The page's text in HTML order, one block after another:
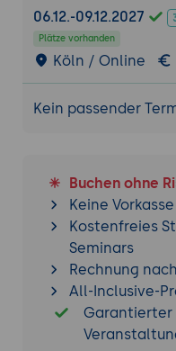
und
Verbesserung
und
Steigerung der
Auswahl der
und -
Nutzung von
effizienten
Tracking und
Werbeleistung
Metriken
06.12.-09.12.2027
Plätze vorhanden
Köln / Online
Kein passender
Buchen ohne
Keine Vorkasse
Kostenfreies
Seminars
Rechnung
All-Inclusive-
Garantierter